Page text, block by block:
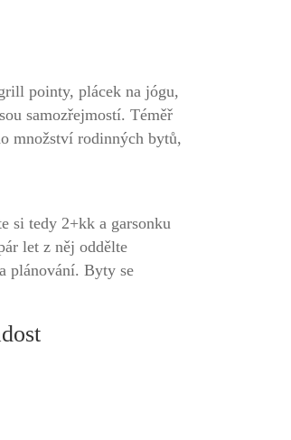
pointy, plácek na jógu,
samozřejmostí. Téměř
množství rodinných bytů,
si tedy 2+kk a garsonku
let z něj oddělte
plánování. Byty se